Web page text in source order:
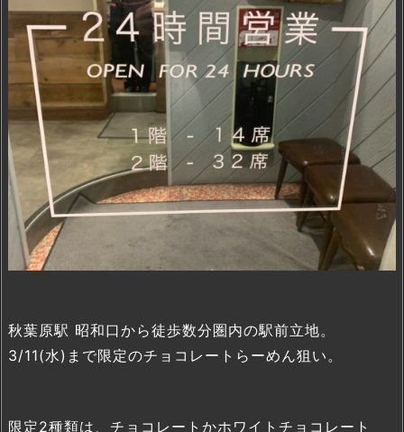
秋葉原駅 昭和口から徒歩数分圏内の駅前立地。
3/11(水)まで限定のチョコレートらーめん狙い。
限定2種類は、チョコレートかホワイトチョコレート